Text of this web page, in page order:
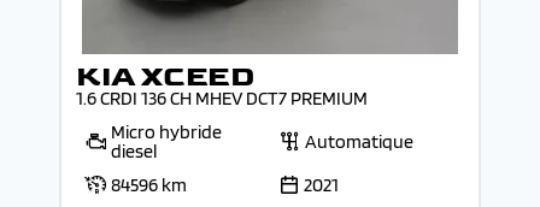
KIA XCEED
1.6 CRDI 136 CH MHEV DCT7 PREMIUM
Micro hybride
diesel
Automatique
84596 km
2021